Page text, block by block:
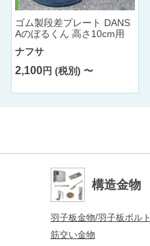
ゴム製段差プレート DANS
Aのぼるくん 高さ10cm用
ナフサ
2,100円 (税別) 〜
構造金物
羽子板金物/羽子板ボルト
筋交い金物